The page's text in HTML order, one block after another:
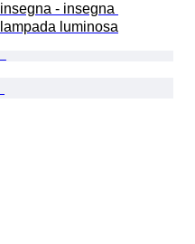
insegna - insegna
lampada luminosa